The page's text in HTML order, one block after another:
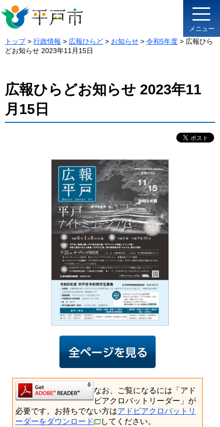
メニュー
トップ> 行政情報 > 広報ひらど > お知らせ > 令和5年度 > 広報ひら
どお知らせ 2023年11月15日
広報ひらどお知らせ 2023年11
月15日
なお、ご覧になるには「アド
ビアクロバットリーダー」が
必要です。お持ちでない方はアドビアクロバットリ
ーダーをダウンロード
してください。